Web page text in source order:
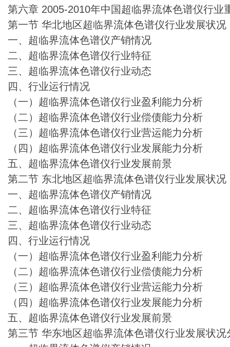
第六章 2005-2010年中国超临界流体色谱仪行
第一节 华北地区超临界流体色谱仪行业发展状况
一、超临界流体色谱仪产销情况
二、超临界流体色谱仪行业特征
三、超临界流体色谱仪行业动态
四、行业运行情况
（一）超临界流体色谱仪行业盈利能力分析
（二）超临界流体色谱仪行业偿债能力分析
（三）超临界流体色谱仪行业营运能力分析
（四）超临界流体色谱仪行业发展能力分析
五、超临界流体色谱仪行业发展前景
第二节 东北地区超临界流体色谱仪行业发展状况
一、超临界流体色谱仪产销情况
二、超临界流体色谱仪行业特征
三、超临界流体色谱仪行业动态
四、行业运行情况
（一）超临界流体色谱仪行业盈利能力分析
（二）超临界流体色谱仪行业偿债能力分析
（三）超临界流体色谱仪行业营运能力分析
（四）超临界流体色谱仪行业发展能力分析
五、超临界流体色谱仪行业发展前景
第三节 华东地区超临界流体色谱仪行业发展状